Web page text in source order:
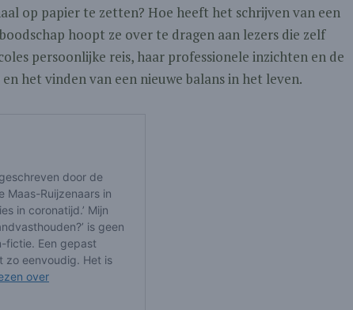
op papier te zetten? Hoe heeft het schrijven van een
hoopt ze over te dragen aan lezers die zelf
persoonlijke reis, haar professionele inzichten en de
het vinden van een nieuwe balans in het leven.